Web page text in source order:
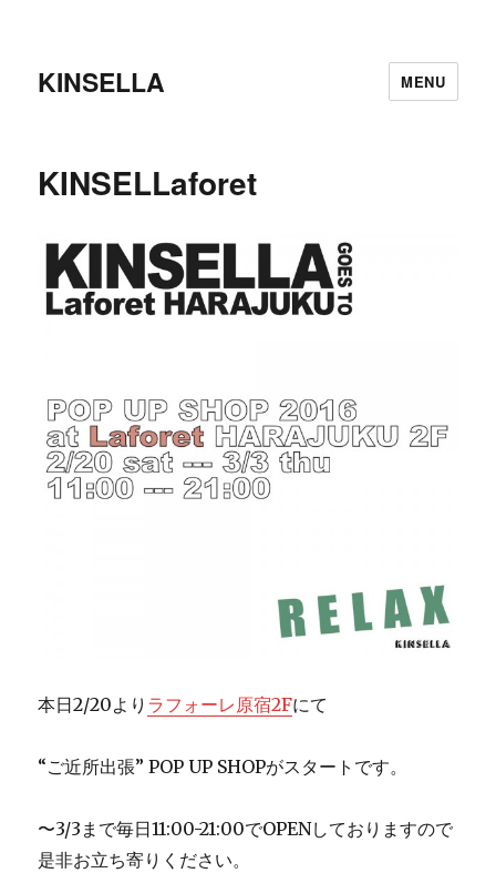
KINSELLA MENU
KINSELLaforet
本日2/20より ラフォーレ原宿2Fにて
“ご近所出張” POP UP SHOPがスタートです。
〜3/3まで毎日11:00-21:00でOPENしておりますので
是非お立ち寄りください。